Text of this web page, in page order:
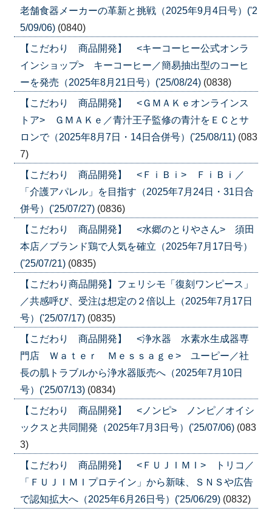
老舗食器メーカーの革新と挑戦（2025年9月4日号）('2
5/09/06) (0840)
【こだわり 商品開発】 <キーコーヒー公式オンラ
インショップ> キーコーヒー／簡易抽出型のコーヒ
ーを発売（2025年8月21日号）('25/08/24) (0838)
【こだわり 商品開発】 <ＧＭＡＫｅオンラインス
トア> ＧＭＡＫｅ／青汁王子監修の青汁をＥＣとサ
ロンで（2025年8月7日・14日合併号）('25/08/11) (083
7)
【こだわり 商品開発】 <ＦｉＢｉ> ＦｉＢｉ／
「介護アパレル」を目指す（2025年7月24日・31日合
併号）('25/07/27) (0836)
【こだわり 商品開発】 <水郷のとりやさん> 須田
本店／ブランド鶏で人気を確立（2025年7月17日号）
('25/07/21) (0835)
【こだわり商品開発】フェリシモ「復刻ワンピース」
／共感呼び、受注は想定の２倍以上（2025年7月17日
号）('25/07/17) (0835)
【こだわり 商品開発】 <浄水器 水素水生成器専
門店 Ｗａｔｅｒ Ｍｅｓｓａｇｅ> ユーピー／社
長の肌トラブルから浄水器販売へ（2025年7月10日
号）('25/07/13) (0834)
【こだわり 商品開発】 <ノンピ> ノンピ／オイシ
ックスと共同開発（2025年7月3日号）('25/07/06) (083
3)
【こだわり 商品開発】 <ＦＵＪＩＭＩ> トリコ／
「ＦＵＪＩＭＩプロテイン」から新味、ＳＮＳや広告
で認知拡大へ（2025年6月26日号）('25/06/29) (0832)